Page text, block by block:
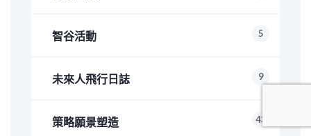
智谷活動 5
未來人飛行日誌 9
策略願景塑造 43